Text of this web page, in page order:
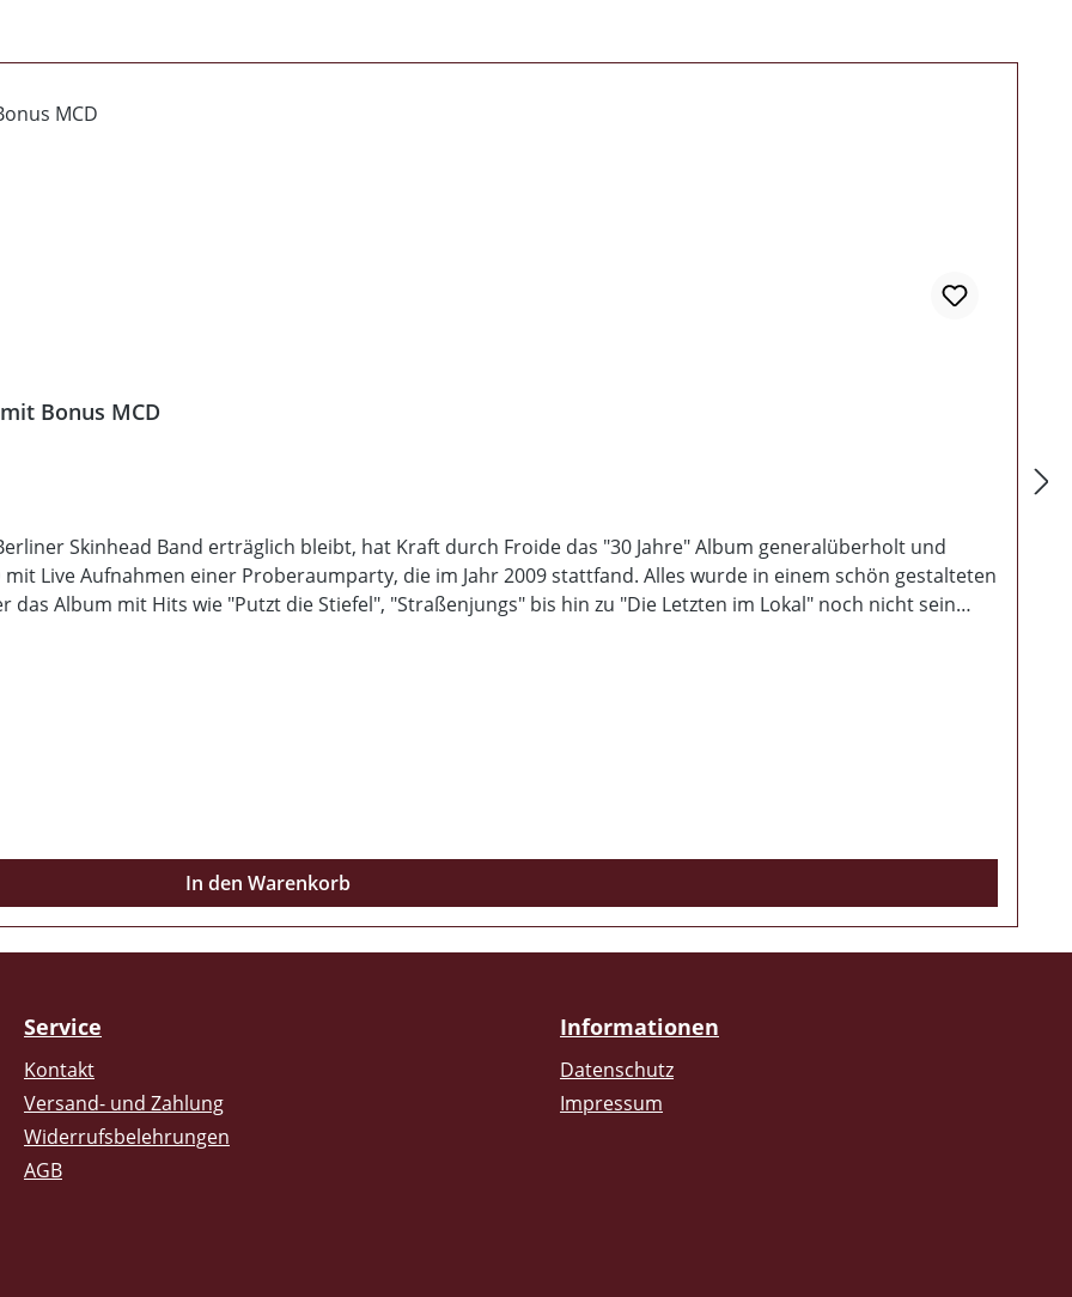
Bonus MCD
Skinhead Band erträglich bleibt, hat Kraft durch Froide das "30 Jahre" Album generalüberholt und
Live Aufnahmen einer Proberaumparty, die im Jahr 2009 stattfand. Alles wurde in einem schön gestalteten
das Album mit Hits wie "Putzt die Stiefel", "Straßenjungs" bis hin zu "Die Letzten im Lokal" noch nicht sein
In den Warenkorb
Service
Kontakt
Versand- und Zahlung
Widerrufsbelehrungen
AGB
Informationen
Datenschutz
Impressum